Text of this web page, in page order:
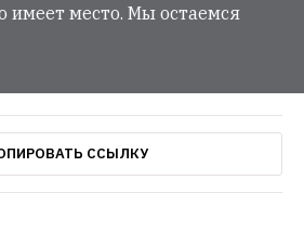
имеет место. Мы остаемся
ССЫЛКУ